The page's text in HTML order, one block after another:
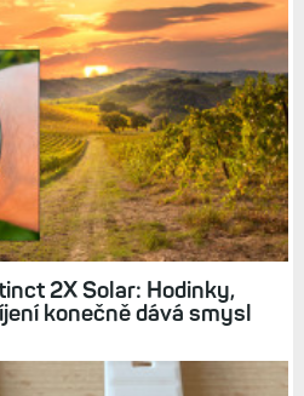
2X Solar: Hodinky,
konečně dává smysl